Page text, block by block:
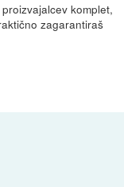
komplet,
zagarantiraš